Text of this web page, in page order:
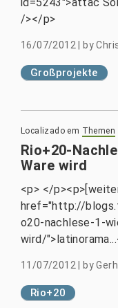
/></p>
16/07/2012 by
Großprojekte
Localizado em Themen
Rio+20-
Ware wird
<p> </
href="http://
o20-nachlese-1-
wird/
11/07/2012 by
Rio+20